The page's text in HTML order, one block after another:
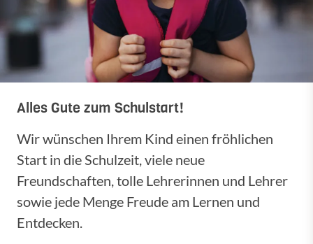
Alles Gute zum Schulstart!
Wir wünschen Ihrem Kind einen fröhlichen
Start in die Schulzeit, viele neue
Freundschaften, tolle Lehrerinnen und Lehrer
sowie jede Menge Freude am Lernen und
Entdecken.